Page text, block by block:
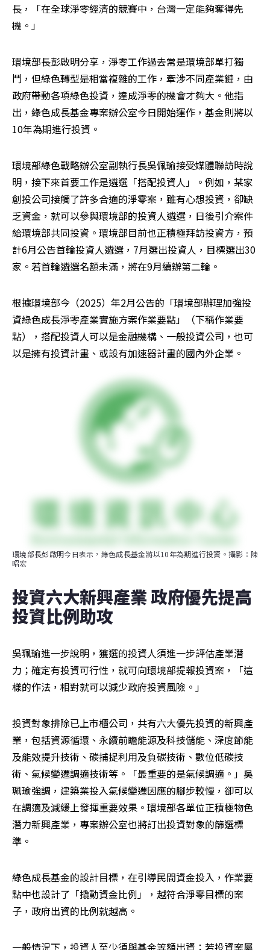
長，「在全球淨零經濟的競賽中，台灣一定能夠奪得先
機。」
環境部長彭啟明分享，淨零工作過去常是環境部單打獨
鬥，但綠色轉型是相當複雜的工作，牽涉不同產業鏈，由
政府帶動各項綠色投資，達成淨零的機會才夠大。他指
出，綠色成長基金專案辦公室今日開始運作，基金則將以
10年為期進行投資。
環境部綠色戰略辦公室副執行長吳佩瑜接受媒體聯訪時說
明，接下來首要工作是遴選「搭配投資人」。例如，某家
創投公司接觸了許多合適的淨零案，雖有心想投資，卻缺
乏資金，就可以參與環境部的投資人遴選，日後引介案件
給環境部共同投資。環境部目前也正積極拜訪投資方，預
計6月公告首輪投資人遴選，7月選出投資人，目標選出30
家。若首輪遴選名額未滿，將在9月續辦第二輪。
根據環境部今（2025）年2月公告的「環境部辦理加強投
資綠色成長淨零產業實施方案作業要點」（下稱作業要
點），搭配投資人可以是金融機構、一般投資公司，也可
以是擁有投資計畫、或設有加速器計畫的國內外企業。
環境部長彭啟明今日表示，綠色成長基金將以10年為期進行投資。攝影：陳
昭宏
投資六大新興產業 政府優先提高
投資比例助攻
吳珮瑜進一步說明，獲選的投資人須進一步評估產業潛
力；確定有投資可行性，就可向環境部提報投資案，「這
樣的作法，相對就可以減少政府投資風險。」
投資對象排除已上市櫃公司，共有六大優先投資的新興產
業，包括資源循環、永續前瞻能源及科技儲能、深度節能
及能效提升技術、碳捕捉利用及負碳技術、數位低碳技
術、氣候變遷調適技術等。「最重要的是氣候調適。」吳
珮瑜強調，建築業投入氣候變遷因應的腳步較慢，卻可以
在調適及減緩上發揮重要效果。環境部各單位正積極物色
潛力新興產業，專案辦公室也將訂出投資對象的篩選標
準。
綠色成長基金的設計目標，在引導民間資金投入，作業要
點中也設計了「撬動資金比例」，越符合淨零目標的案
子，政府出資的比例就越高。
一般情況下，投資人至少須與基金等額出資；若投資案屬